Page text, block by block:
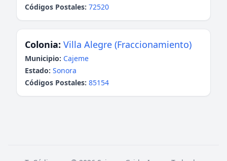
Códigos Postales: 72520
Colonia: Villa Alegre (Fraccionamiento)
Municipio: Cajeme
Estado: Sonora
Códigos Postales: 85154